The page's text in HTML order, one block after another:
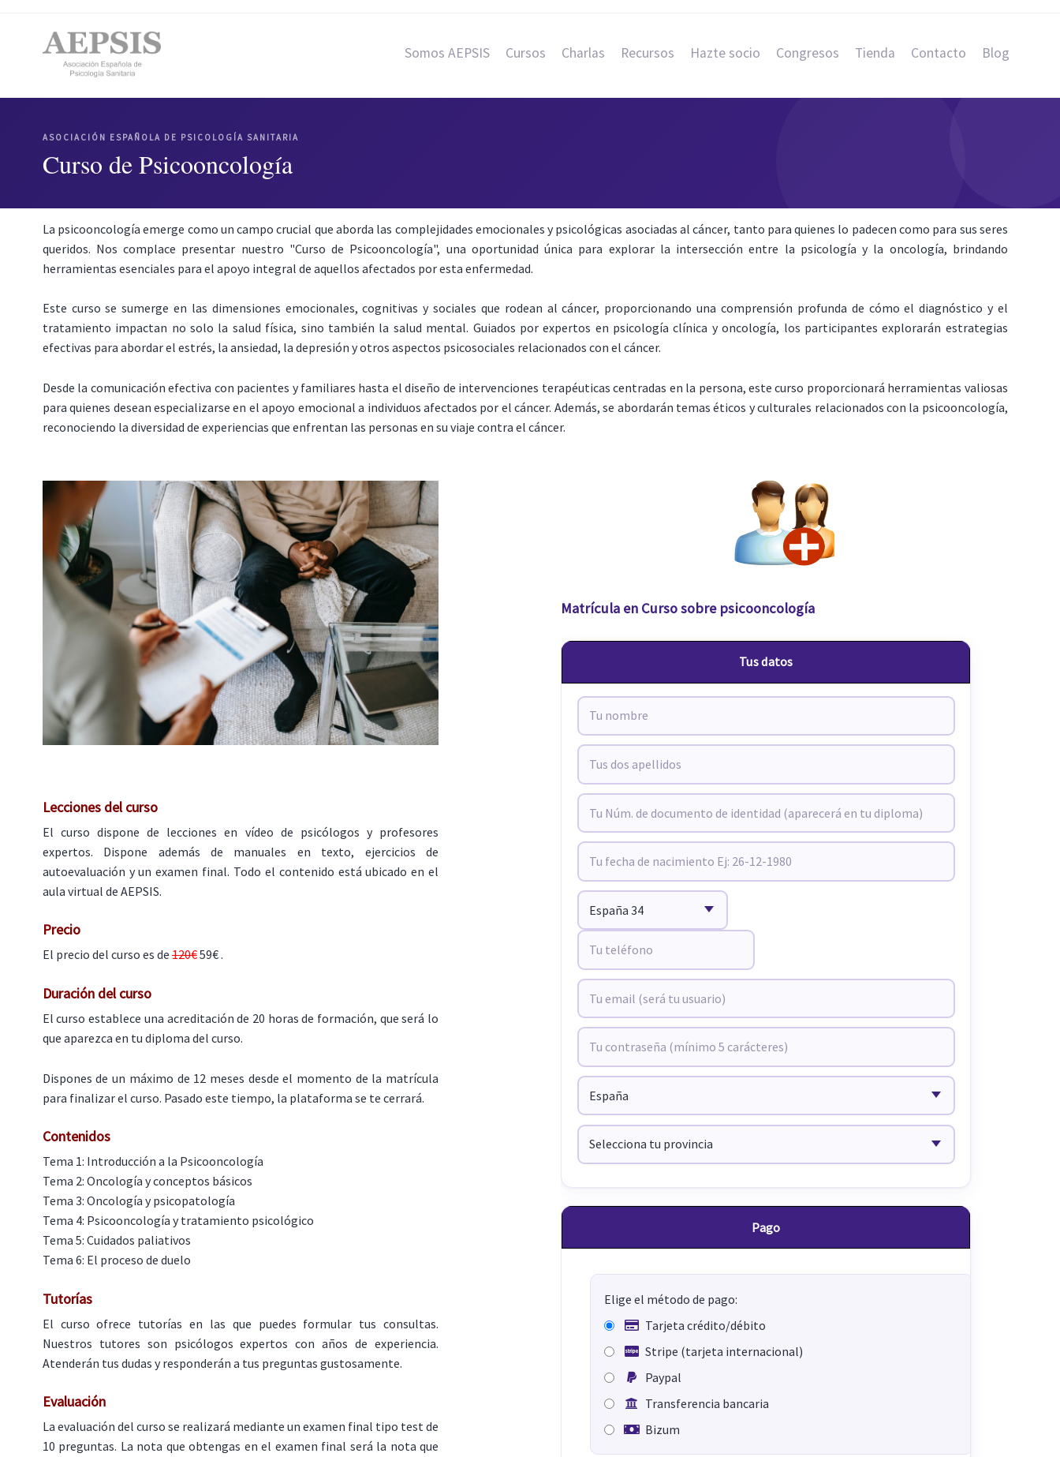
Somos AEPSIS Cursos Charlas Recursos Hazte socio Congresos Tienda Contacto Blog
ASOCIACIÓN ESPAÑOLA DE PSICOLOGÍA SANITARIA
Curso de Psicooncología
La psicooncología emerge como un campo crucial que aborda las complejidades emocionales y psicológicas asociadas al cáncer, tanto para quienes lo padecen como para sus seres
queridos. Nos complace presentar nuestro "Curso de Psicooncología", una oportunidad única para explorar la intersección entre la psicología y la oncología, brindando
herramientas esenciales para el apoyo integral de aquellos afectados por esta enfermedad.
Este curso se sumerge en las dimensiones emocionales, cognitivas y sociales que rodean al cáncer, proporcionando una comprensión profunda de cómo el diagnóstico y el
tratamiento impactan no solo la salud física, sino también la salud mental. Guiados por expertos en psicología clínica y oncología, los participantes explorarán estrategias
efectivas para abordar el estrés, la ansiedad, la depresión y otros aspectos psicosociales relacionados con el cáncer.
Desde la comunicación efectiva con pacientes y familiares hasta el diseño de intervenciones terapéuticas centradas en la persona, este curso proporcionará herramientas valiosas
para quienes desean especializarse en el apoyo emocional a individuos afectados por el cáncer. Además, se abordarán temas éticos y culturales relacionados con la psicooncología,
reconociendo la diversidad de experiencias que enfrentan las personas en su viaje contra el cáncer.
Lecciones del curso
El curso dispone de lecciones en vídeo de psicólogos y profesores
expertos. Dispone además de manuales en texto, ejercicios de
autoevaluación y un examen final. Todo el contenido está ubicado en el
aula virtual de AEPSIS.
Precio
El precio del curso es de120€59€ .
Duración del curso
El curso establece una acreditación de 20 horas de formación, que será lo
que aparezca en tu diploma del curso.
Dispones de un máximo de 12 meses desde el momento de la matrícula
para finalizar el curso. Pasado este tiempo, la plataforma se te cerrará.
Contenidos
Tema 1: Introducción a la Psicooncología
Tema 2: Oncología y conceptos básicos
Tema 3: Oncología y psicopatología
Tema 4: Psicooncología y tratamiento psicológico
Tema 5: Cuidados paliativos
Tema 6: El proceso de duelo
Tutorías
El curso ofrece tutorías en las que puedes formular tus consultas.
Nuestros tutores son psicólogos expertos con años de experiencia.
Atenderán tus dudas y responderán a tus preguntas gustosamente.
Evaluación
La evaluación del curso se realizará mediante un examen final tipo test de
10 preguntas. La nota que obtengas en el examen final será la nota que
Matrícula en Curso sobre psicooncología
Tus datos
Pago
Elige el método de pago:
Tarjeta crédito/débito
Stripe (tarjeta internacional)
Paypal
Transferencia bancaria
Bizum